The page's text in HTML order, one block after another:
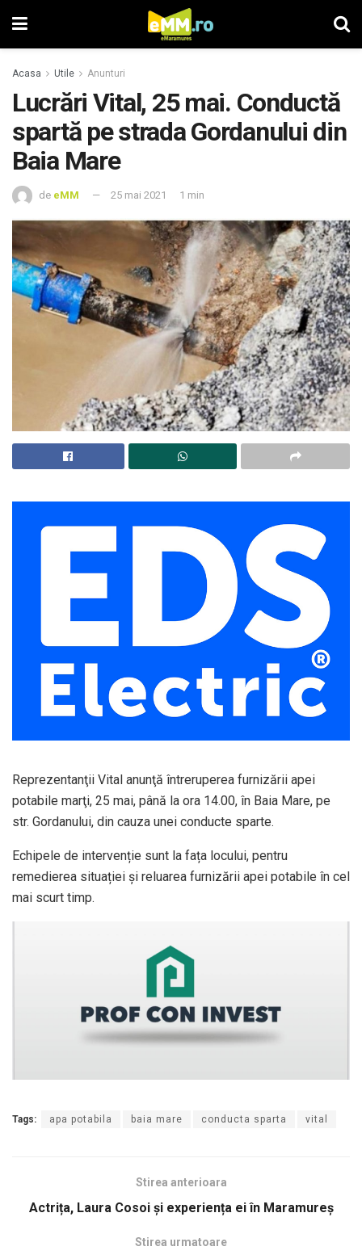
Acasa Utile Anunturi
Lucrări Vital, 25 mai. Conductă
spartă pe strada Gordanului din
Baia Mare
de eMM 25 mai 2021 1 min
Reprezentanţii Vital anunţă întreruperea furnizării apei
potabile marţi, 25 mai, până la ora 14.00, în Baia Mare, pe
str. Gordanului, din cauza unei conducte sparte.
Echipele de intervenție sunt la fața locului, pentru
remedierea situației și reluarea furnizării apei potabile în cel
mai scurt timp.
Tags: apa potabila baia mare conducta sparta vital
Stirea anterioara
Actrița, Laura Cosoi și experiența ei în Maramureș
Stirea urmatoare